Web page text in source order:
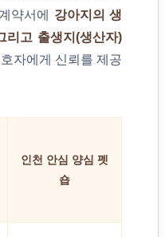
약서에 강아지의 생
리고 출생지(생산자)
자에게 신뢰를 제공
인천 안심 양심 펫
숍